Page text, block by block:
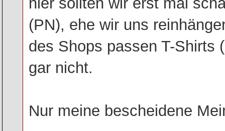
(PN), ehe wir uns
des Shops passen T-Shirts
gar nicht.
Nur meine bescheidene